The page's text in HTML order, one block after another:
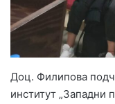
Доц. Филипова
институт „Западни